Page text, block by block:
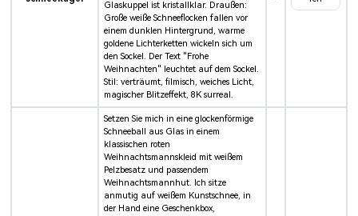
Glaskuppel ist kristallklar. Draußen:
Große weiße Schneeflocken fallen vor
einem dunklen Hintergrund, warme
goldene Lichterketten wickeln sich um
den Sockel. Der Text "Frohe
Weihnachten" leuchtet auf dem Sockel.
Stil: verträumt, filmisch, weiches Licht,
magischer Blitzeffekt, 8K surreal.
Setzen Sie mich in eine glockenförmige
Schneeball aus Glas in einem
klassischen roten
Weihnachtsmannskleid mit weißem
Pelzbesatz und passendem
Weihnachtsmannhut. Ich sitze
anmutig auf weißem Kunstschnee, in
der Hand eine Geschenkbox,